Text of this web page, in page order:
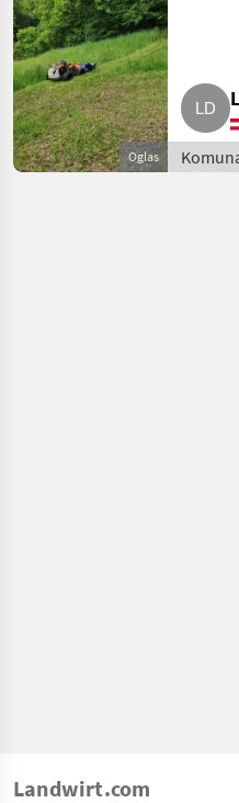
Oglas
vozila /
Landwirt.com